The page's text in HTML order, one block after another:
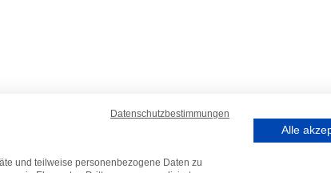
Datenschutzbestimmungen
und teilweise personenbezogene Daten zu
Alle